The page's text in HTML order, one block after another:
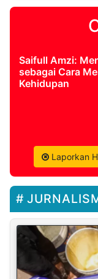
Saifull Amzi:
sebagai Cara
Kehidupan
Laporkan